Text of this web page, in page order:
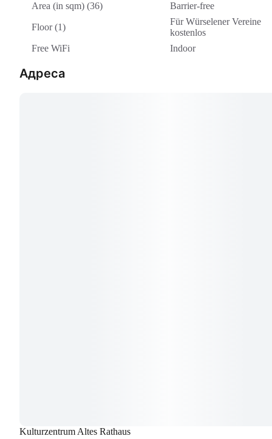
Area (in sqm) (36) Barrier-free
Floor (1)
Für Würselener Vereine
kostenlos
Free WiFi
Indoor
Адреса
Kulturzentrum Altes Rathaus